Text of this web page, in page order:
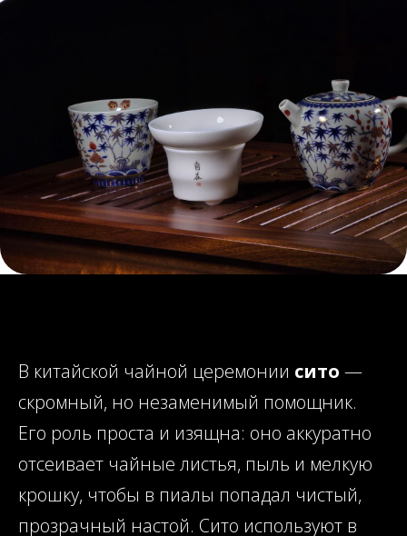
В китайской чайной церемонии сито —
скромный, но незаменимый помощник.
Его роль проста и изящна: оно аккуратно
отсеивает чайные листья, пыль и мелкую
крошку, чтобы в пиалы попадал чистый,
прозрачный настой. Сито используют в